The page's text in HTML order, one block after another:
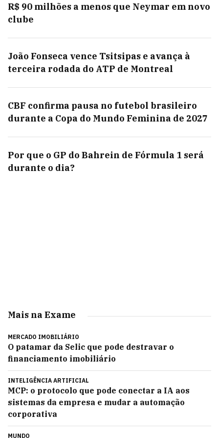
R$ 90 milhões a menos que Neymar em novo
clube
João Fonseca vence Tsitsipas e avança à
terceira rodada do ATP de Montreal
CBF confirma pausa no futebol brasileiro
durante a Copa do Mundo Feminina de 2027
Por que o GP do Bahrein de Fórmula 1 será
durante o dia?
Mais na Exame
MERCADO IMOBILIÁRIO
O patamar da Selic que pode destravar o
financiamento imobiliário
INTELIGÊNCIA ARTIFICIAL
MCP: o protocolo que pode conectar a IA aos
sistemas da empresa e mudar a automação
corporativa
MUNDO